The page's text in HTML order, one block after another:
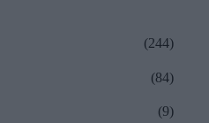
(244)
(84)
(9)